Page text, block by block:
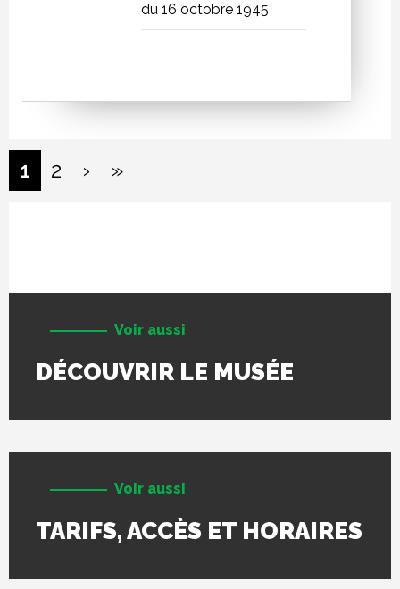
du 16 octobre 1945
1 2 › »Last »
Voir aussi
DÉCOUVRIR LE MUSÉE
Voir aussi
TARIFS, ACCÈS ET HORAIRES